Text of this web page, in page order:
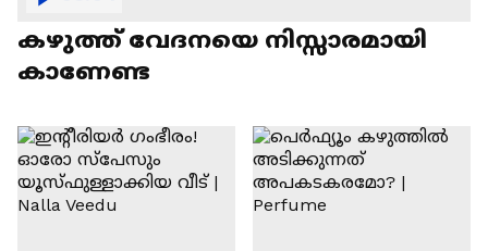
കഴുത്ത് വേദനയെ നിസ്സാരമായി
കാണേണ്ട